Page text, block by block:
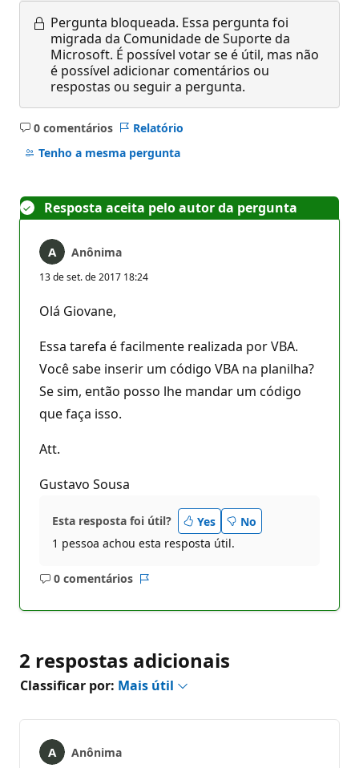
Pergunta bloqueada. Essa pergunta foi
migrada da Comunidade de Suporte da
Microsoft. É possível votar se é útil, mas não
é possível adicionar comentários ou
respostas ou seguir a pergunta.
0 comentários
Sem
comentários
Relatório
Tenho a mesma pergunta
Resposta aceita pelo autor da pergunta
Anônima
13 de set. de 2017 18:24
Olá Giovane,
Essa tarefa é facilmente realizada por VBA.
Você sabe inserir um código VBA na planilha?
Se sim, então posso lhe mandar um código
que faça isso.
Att.
Gustavo Sousa
Esta resposta foi útil? Yes
No
1 pessoa achou esta resposta útil.
0 comentários
Sem
Relatório
2 respostas adicionais
Classificar por: Mais útil
Anônima